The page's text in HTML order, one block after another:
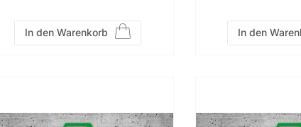
In den Warenkorb In den